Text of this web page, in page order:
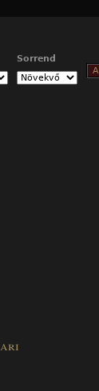
Sorrend